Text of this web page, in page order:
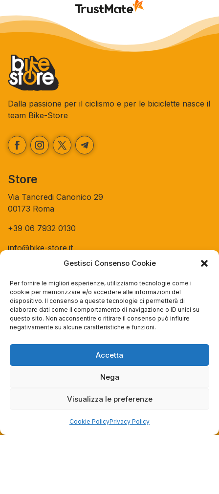
Gestisci Consenso Cookie
Per fornire le migliori esperienze, utilizziamo tecnologie come i
cookie per memorizzare e/o accedere alle informazioni del
dispositivo. Il consenso a queste tecnologie ci permetterà di
elaborare dati come il comportamento di navigazione o ID unici su
questo sito. Non acconsentire o ritirare il consenso può influire
negativamente su alcune caratteristiche e funzioni.
Accetta
Nega
Visualizza le preferenze
Cookie PolicyPrivacy Policy
Dalla passione per il ciclismo e per le biciclette nasce il
team Bike-Store
Store
Via Tancredi Canonico 29
00173 Roma
+39 06 7932 0130
info@bike-store.it
Orari negozio
Lun: 15 – 19
Mar – Sab: 10 – 13:30 ⇢ 14:30 – 19:00
Servizi
Valutazione usato